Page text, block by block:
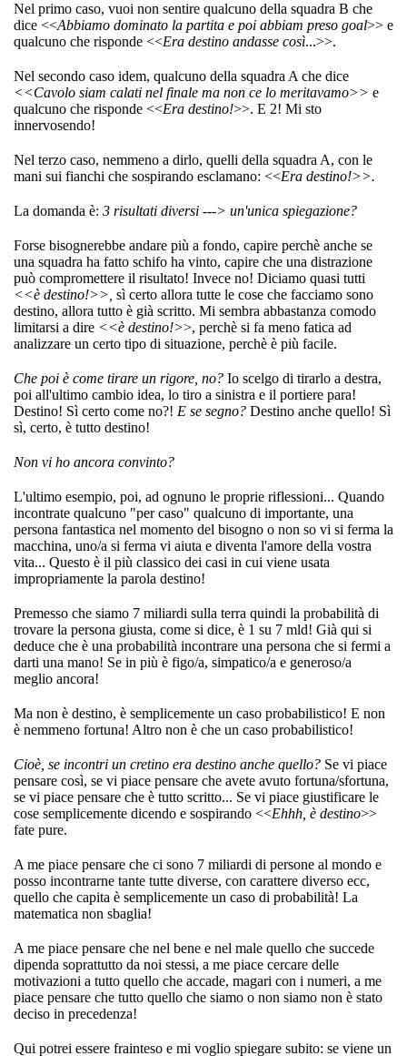
Nel primo caso, vuoi non sentire qualcuno della squadra B che
dice <<Abbiamo dominato la partita e poi abbiam preso goal>> e
qualcuno che risponde <<Era destino andasse così...>>.
Nel secondo caso idem, qualcuno della squadra A che dice
<<Cavolo siam calati nel finale ma non ce lo meritavamo>> e
qualcuno che risponde <<Era destino!>>. E 2! Mi sto
innervosendo!
Nel terzo caso, nemmeno a dirlo, quelli della squadra A, con le
mani sui fianchi che sospirando esclamano: <<Era destino!>>.
La domanda è: 3 risultati diversi ---> un'unica spiegazione?
Forse bisognerebbe andare più a fondo, capire perchè anche se
una squadra ha fatto schifo ha vinto, capire che una distrazione
può compromettere il risultato! Invece no! Diciamo quasi tutti
<<è destino!>>, sì certo allora tutte le cose che facciamo sono
destino, allora tutto è già scritto. Mi sembra abbastanza comodo
limitarsi a dire <<è destino!>>, perchè si fa meno fatica ad
analizzare un certo tipo di situazione, perchè è più facile.
Che poi è come tirare un rigore, no? Io scelgo di tirarlo a destra,
poi all'ultimo cambio idea, lo tiro a sinistra e il portiere para!
Destino! Sì certo come no?! E se segno? Destino anche quello! Sì
sì, certo, è tutto destino!
Non vi ho ancora convinto?
L'ultimo esempio, poi, ad ognuno le proprie riflessioni... Quando
incontrate qualcuno "per caso" qualcuno di importante, una
persona fantastica nel momento del bisogno o non so vi si ferma la
macchina, uno/a si ferma vi aiuta e diventa l'amore della vostra
vita... Questo è il più classico dei casi in cui viene usata
impropriamente la parola destino!
Premesso che siamo 7 miliardi sulla terra quindi la probabilità di
trovare la persona giusta, come si dice, è 1 su 7 mld! Già qui si
deduce che è una probabilità incontrare una persona che si fermi a
darti una mano! Se in più è figo/a, simpatico/a e generoso/a
meglio ancora!
Ma non è destino, è semplicemente un caso probabilistico! E non
è nemmeno fortuna! Altro non è che un caso probabilistico!
Cioè, se incontri un cretino era destino anche quello? Se vi piace
pensare così, se vi piace pensare che avete avuto fortuna/sfortuna,
se vi piace pensare che è tutto scritto... Se vi piace giustificare le
cose semplicemente dicendo e sospirando <<Ehhh, è destino>>
fate pure.
A me piace pensare che ci sono 7 miliardi di persone al mondo e
posso incontrarne tante tutte diverse, con carattere diverso ecc,
quello che capita è semplicemente un caso di probabilità! La
matematica non sbaglia!
A me piace pensare che nel bene e nel male quello che succede
dipenda soprattutto da noi stessi, a me piace cercare delle
motivazioni a tutto quello che accade, magari con i numeri, a me
piace pensare che tutto quello che siamo o non siamo non è stato
deciso in precedenza!
Qui potrei essere frainteso e mi voglio spiegare subito: se viene un